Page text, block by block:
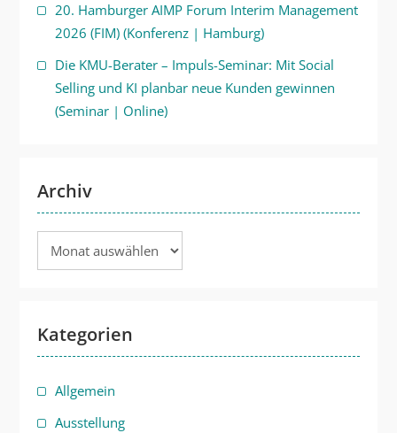
20. Hamburger AIMP Forum Interim Management
2026 (FIM) (Konferenz | Hamburg)
Die KMU-Berater – Impuls-Seminar: Mit Social
Selling und KI planbar neue Kunden gewinnen
(Seminar | Online)
Archiv
Kategorien
Allgemein
Ausstellung